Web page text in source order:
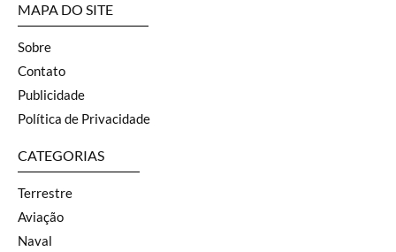
MAPA DO SITE
Sobre
Contato
Publicidade
Política de Privacidade
CATEGORIAS
Terrestre
Aviação
Naval